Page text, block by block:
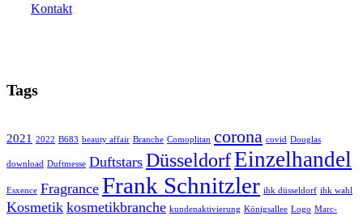
Kontakt
Tags
2021 2022 B683 beauty affair Branche Comoplitan corona covid Douglas
download Duftmesse Duftstars DüsseldorfEinzelhandel
Esxence Fragrance Frank Schnitzler ihk düsseldorf ihk wahl
Kosmetik kosmetikbranche kundenaktivierung Königsallee Logo Marc-